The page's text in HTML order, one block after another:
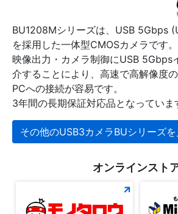
BU1208Mシリーズは、USB 5Gbps
を採用した一体型CMOSカメラです。
映像出力・カメラ制御にUSB 5Gbps
介することにより、高速で高解像度の
PCへの接続が容易です。
3年間の長期保証対応品となっていま
その他のUSB3カメラBUシリーズを
オンラインスト